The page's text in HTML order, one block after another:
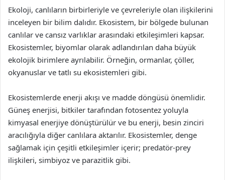
Ekoloji, canlıların birbirleriyle ve çevreleriyle olan ilişkilerini
inceleyen bir bilim dalıdır. Ekosistem, bir bölgede bulunan
canlılar ve cansız varlıklar arasındaki etkileşimleri kapsar.
Ekosistemler, biyomlar olarak adlandırılan daha büyük
ekolojik birimlere ayrılabilir. Örneğin, ormanlar, çöller,
okyanuslar ve tatlı su ekosistemleri gibi.
Ekosistemlerde enerji akışı ve madde döngüsü önemlidir.
Güneş enerjisi, bitkiler tarafından fotosentez yoluyla
kimyasal enerjiye dönüştürülür ve bu enerji, besin zinciri
aracılığıyla diğer canlılara aktarılır. Ekosistemler, denge
sağlamak için çeşitli etkileşimler içerir; predatör-prey
ilişkileri, simbiyoz ve parazitlik gibi.